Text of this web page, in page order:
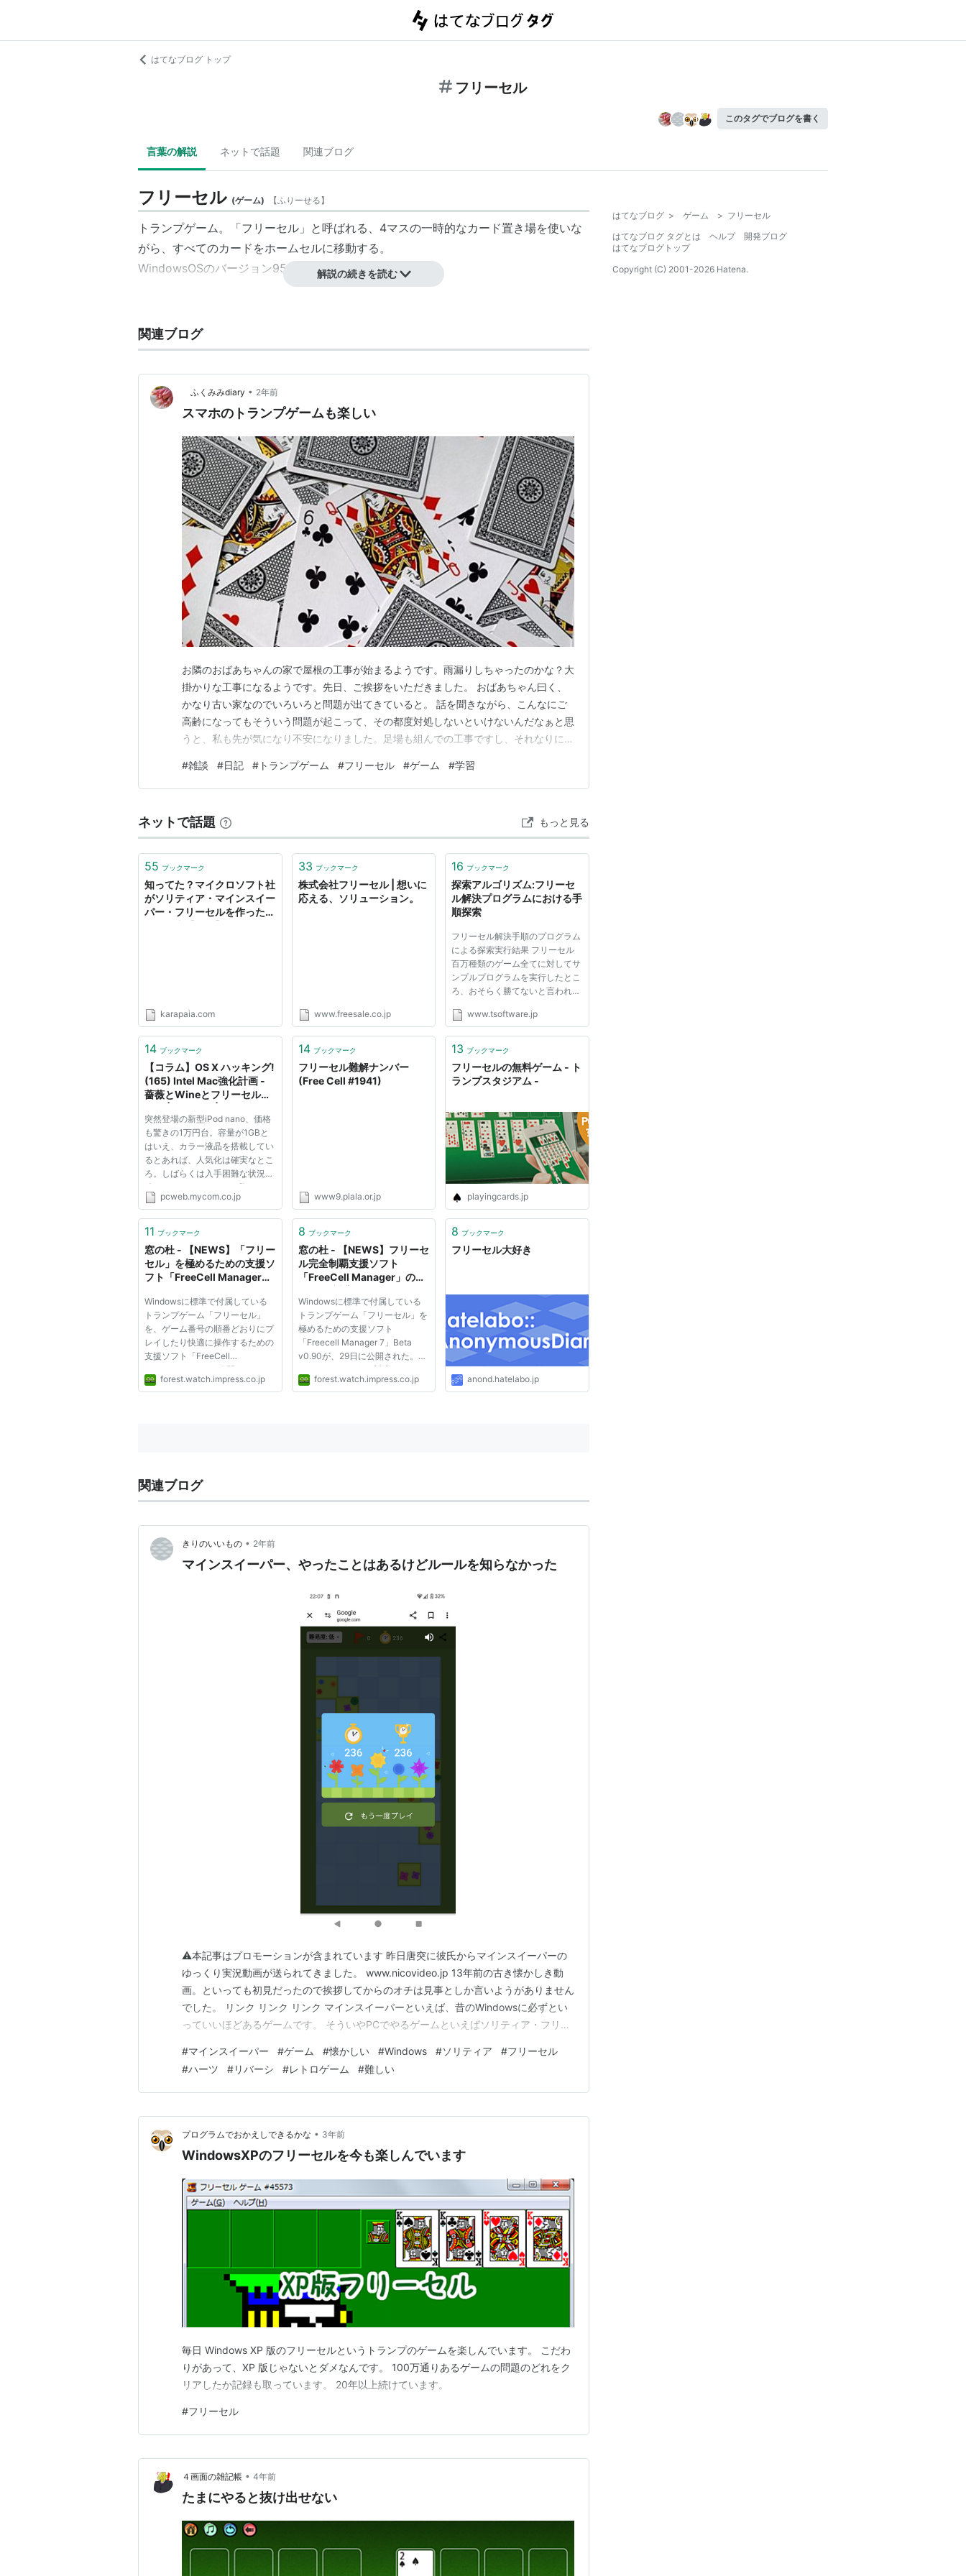
はてなブログ トップ
フリーセル
このタグでブログを書く
言葉の解説 ネットで話題 関連ブログ
フリーセル (ゲーム) 【ふりーせる】
トランプゲーム。「フリーセル」と呼ばれる、4マスの一時的なカード置き場を使いな
がら、すべてのカードをホームセルに移動する。
WindowsOSのバージョン95から標準添付されている。
解説の続きを読む
関連ブログ
ふくみみdiary • 2年前
スマホのトランプゲームも楽しい
お隣のおばあちゃんの家で屋根の工事が始まるようです。雨漏りしちゃったのかな？大
掛かりな工事になるようです。先日、ご挨拶をいただきました。 おばあちゃん曰く、
かなり古い家なのでいろいろと問題が出てきていると。 話を聞きながら、こんなにご
高齢になってもそういう問題が起こって、その都度対処しないといけないんだなぁと思
うと、私も先が気になり不安になりました。足場も組んでの工事ですし、それなりにま
思いました。賃貸だとこういう心配はないのでしょうね？ でもあんまり先のことにビ
クビクしても仕方ない、その時はその時ですね。 今年に入…
#雑談 #日記 # トランプゲーム #フリーセル #ゲーム #学習
ネットで話題 もっと見る
55 ブックマーク
知ってた？マイクロソフト社
がソリティア・マインスイー
パー・フリーセルを作った本
karapaia.com
33 ブックマーク
株式会社フリーセル | 想いに
応える、ソリューション。
www.freesale.co.jp
16 ブックマーク
探索アルゴリズム:フリーセ
ル解決プログラムにおける手
順探索
フリーセル解決手順のプログラム
による探索実行結果 フリーセル
百万種類のゲーム全てに対してサ
ンプルプログラムを実行したとこ
ろ、おそらく勝てないと言われて
455889、495505、512118、
は勝つことができました。 百万
563096 の二...
www.tsoftware.jp
14 ブックマーク
【コラム】OS X ハッキング!
(165) Intel Mac強化計画 -
薔薇とWineとフリーセルの
ャーナル
突然登場の新型iPod nano、価格
も驚きの1万円台。容量が1GBと
はいえ、カラー液晶を搭載してい
るとあれば、人気化は確実なとこ
ろ。しばらくは入手困難な状況が
続くのでしょうね。え? 私です
か? 2GB/黒モデルを持っているの
回はIntel Macで動作するエミュ
レータ…… の予定を若干変更、
「WINE...
pcweb.mycom.co.jp
14 ブックマーク
フリーセル難解ナンバー
(Free Cell #1941)
www9.plala.or.jp
13 ブックマーク
フリーセルの無料ゲーム - ト
ランプスタジアム -
playingcards.jp
11 ブックマーク
窓の杜 - 【NEWS】「フリー
セル」を極めるための支援ソ
フト「FreeCell Manager」
Windowsに標準で付属している
トランプゲーム「フリーセル」
を、ゲーム番号の順番どおりにプ
レイしたり快適に操作するための
支援ソフト「FreeCell
Manager」v1.21が公開された。
Windows 98/Me/NT
forest.watch.impress.co.jp
8 ブックマーク
窓の杜 - 【NEWS】フリーセ
ル完全制覇支援ソフト
「FreeCell Manager」の
Windowsに標準で付属している
トランプゲーム「フリーセル」を
極めるための支援ソフト
「Freecell Manager 7」Beta
v0.90が、29日に公開された。
Windows Vista/7に対応するフリ
ーソフトで、現在作者のWebサイ
forest.watch.impress.co.jp
8 ブックマーク
フリーセル大好き
anond.hatelabo.jp
関連ブログ
きりのいいもの • 2年前
マインスイーパー、やったことはあるけどルールを知らなかった
⚠本記事はプロモーションが含まれています 昨日唐突に彼氏からマインスイーパーの
ゆっくり実況動画が送られてきました。 www.nicovideo.jp 13年前の古き懐かしき動
画。といっても初見だったので挨拶してからのオチは見事としか言いようがありません
でした。 リンク リンク リンク マインスイーパーといえば、昔のWindowsに必ずとい
っていいほどあるゲームです。 そういやPCでやるゲームといえばソリティア・フリー
士通製PCにしか搭載されていなかったらしい）とか。ネトゲーとかは完全近未来でし
たね。 マインスイーパー…
#マインスイーパー #ゲーム #懐かしい #Windows #ソリティア #フリーセル
#ハーツ #リバーシ #レトロゲーム #難しい
プログラムでおかえしできるかな • 3年前
WindowsXPのフリーセルを今も楽しんでいます
毎日 Windows XP 版のフリーセルというトランプのゲームを楽しんでいます。 こだわ
りがあって、XP 版じゃないとダメなんです。 100万通りあるゲームの問題のどれをク
リアしたか記録も取っています。 20年以上続けています。
#フリーセル
４画面の雑記帳 • 4年前
たまにやると抜け出せない
はてなブログ > ゲーム > フリーセル
はてなブログ タグとは
ヘルプ
開発ブログ
はてなブログトップ
Copyright (C) 2001-2026 Hatena.